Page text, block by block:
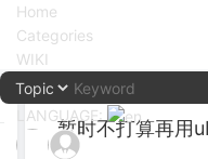
Home
Categories
WIKI
LANGUAGE:
中文
暂时不打算再用